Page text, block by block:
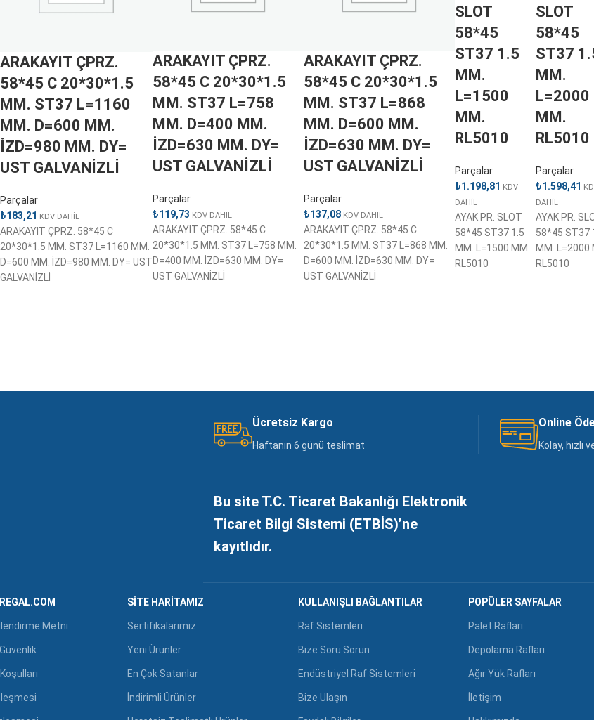
ARAKAYIT ÇPRZ.
58*45 C 20*30*1.5
MM. ST37 L=1160
MM. D=600 MM.
İZD=980 MM. DY=
UST GALVANİZLİ
Parçalar
₺183,21 KDV DAHİL
ARAKAYIT ÇPRZ. 58*45 C
20*30*1.5 MM. ST37 L=1160 MM.
D=600 MM. İZD=980 MM. DY= UST
GALVANİZLİ
ARAKAYIT ÇPRZ.
58*45 C 20*30*1.5
MM. ST37 L=758
MM. D=400 MM.
İZD=630 MM. DY=
UST GALVANİZLİ
Parçalar
₺119,73 KDV DAHİL
ARAKAYIT ÇPRZ. 58*45 C
20*30*1.5 MM. ST37 L=758 MM.
D=400 MM. İZD=630 MM. DY=
UST GALVANİZLİ
ARAKAYIT ÇPRZ.
58*45 C 20*30*1.5
MM. ST37 L=868
MM. D=600 MM.
İZD=630 MM. DY=
UST GALVANİZLİ
Parçalar
₺137,08 KDV DAHİL
ARAKAYIT ÇPRZ. 58*45 C
20*30*1.5 MM. ST37 L=868 MM.
D=600 MM. İZD=630 MM. DY=
UST GALVANİZLİ
SLOT
58*45
ST37 1.5
MM.
L=1500
MM.
RL5010
Parçalar
₺1.198,81 KDV
DAHİL
AYAK PR. SLOT
58*45 ST37 1.5
MM. L=1500 MM.
RL5010
SLOT
58*45
ST37
MM.
L=2000
MM.
RL5010
Parçalar
₺1.598,41
DAHİL
AYAK PR.
58*45 ST37
MM. L=2000
RL5010
Ücretsiz Kargo
Haftanın 6 günü teslimat
Bu site T.C. Ticaret Bakanlığı Elektronik
Ticaret Bilgi Sistemi (ETBİS)’ne
kayıtlıdır.
Online
Kolay, hızlı
Metni
SITE HARITAMIZ
Sertifikalarımız
Yeni Ürünler
En Çok Satanlar
İndirimli Ürünler
KULLANIŞLI BAĞLANTILAR
Raf Sistemleri
Bize Soru Sorun
Endüstriyel Raf Sistemleri
Bize Ulaşın
POPÜLER SAYFALAR
Palet Rafları
Depolama Rafları
Ağır Yük Rafları
İletişim